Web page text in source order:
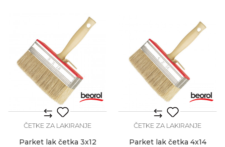
ČETKE ZA LAKIRANJE
Parket lak četka 3x12
ČETKE ZA LAKIRANJE
Parket lak četka 4x14